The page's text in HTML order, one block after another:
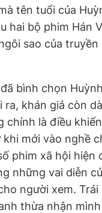
tên tuổi của
hai bộ phim Hán
sao của truyền
bình chọn
khán giả còn
chính là điều
mới vào nghề
phim xã hội hiện
những vai diễn
người xem. Trái
thừa nhận mình